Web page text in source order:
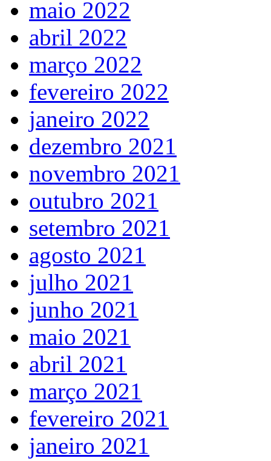
maio 2022
abril 2022
março 2022
fevereiro 2022
janeiro 2022
dezembro 2021
novembro 2021
outubro 2021
setembro 2021
agosto 2021
julho 2021
junho 2021
maio 2021
abril 2021
março 2021
fevereiro 2021
janeiro 2021